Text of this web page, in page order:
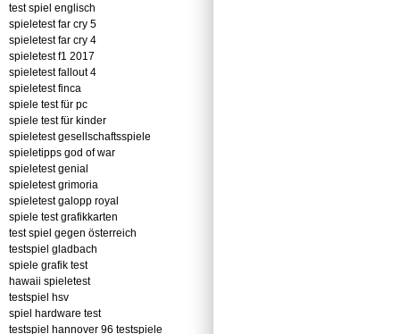
test spiel englisch
spieletest far cry 5
spieletest far cry 4
spieletest f1 2017
spieletest fallout 4
spieletest finca
spiele test für pc
spiele test für kinder
spieletest gesellschaftsspiele
spieletipps god of war
spieletest genial
spieletest grimoria
spieletest galopp royal
spiele test grafikkarten
test spiel gegen österreich
testspiel gladbach
spiele grafik test
hawaii spieletest
testspiel hsv
spiel hardware test
testspiel hannover 96 testspiele